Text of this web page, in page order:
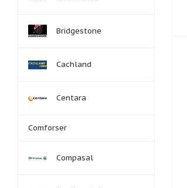
Bridgestone
Cachland
Centara
Comforser
Compasal